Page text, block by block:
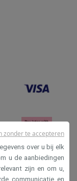
over u bij elk
u de aanbiedingen
zijn en om u,
communicatie en
zonder te accepteren